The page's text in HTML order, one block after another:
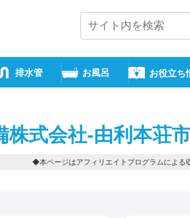
排水管 お風呂 お役立ち
株式会社-由利本荘
◆本ページはアフィリエイトプログラムによる